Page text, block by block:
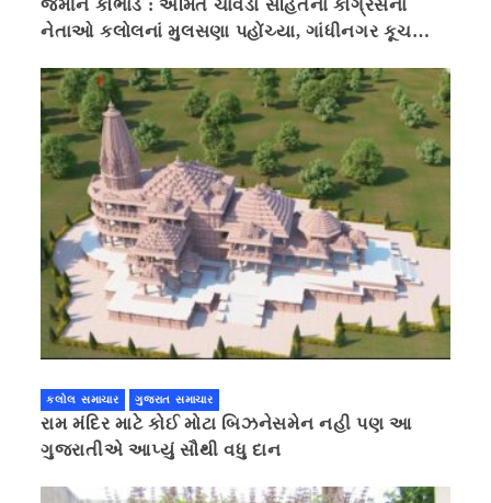
જમીન કૌભાંડ : અમિત ચાવડા સહિતનાં કોંગ્રેસના
નેતાઓ કલોલનાં મુલસણા પહોંચ્યા, ગાંધીનગર કૂચ
કલોલ સમાચાર ગુજરાત સમાચાર
રામ મંદિર માટે કોઈ મોટા બિઝનેસમેન નહી પણ આ
ગુજરાતીએ આપ્યું સૌથી વધુ દાન